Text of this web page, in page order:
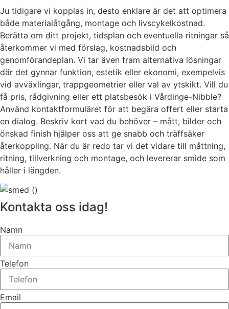
Ju tidigare vi kopplas in, desto enklare är det att optimera
både materialåtgång, montage och livscykelkostnad.
Berätta om ditt projekt, tidsplan och eventuella ritningar så
återkommer vi med förslag, kostnadsbild och
genomförandeplan. Vi tar även fram alternativa lösningar
där det gynnar funktion, estetik eller ekonomi, exempelvis
vid avväxlingar, trappgeometrier eller val av ytskikt. Vill du
få pris, rådgivning eller ett platsbesök i Vårdinge-Nibble?
Använd kontaktformuläret för att begära offert eller starta
en dialog. Beskriv kort vad du behöver – mått, bilder och
önskad finish hjälper oss att ge snabb och träffsäker
återkoppling. När du är redo tar vi det vidare till måttning,
ritning, tillverkning och montage, och levererar smide som
håller i längden.
Kontakta oss idag!
Namn
Telefon
Email